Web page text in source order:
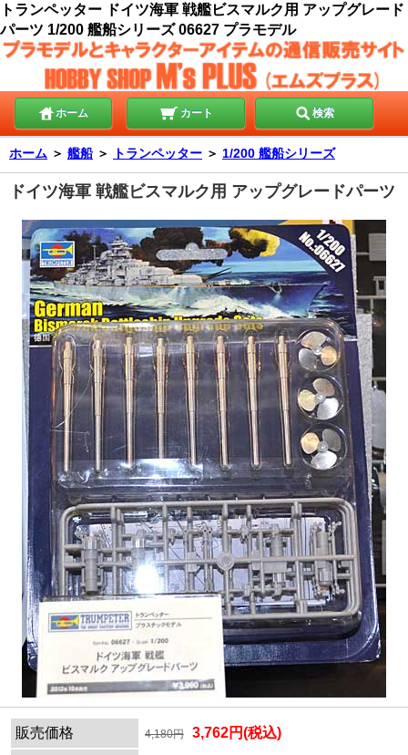
トランペッター ドイツ海軍 戦艦ビスマルク用 アップグレード
パーツ 1/200 艦船シリーズ 06627 プラモデル
ホーム カート 検索
ホーム ＞ 艦船＞ トランペッター ＞ 1/200 艦船シリーズ
ドイツ海軍 戦艦ビスマルク用 アップグレードパーツ
販売価格 4,180円
3,762円(税込)